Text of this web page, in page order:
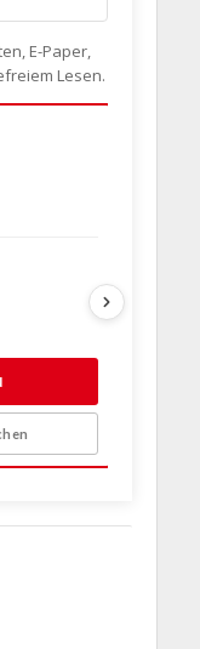
E-Paper,
Lesen.